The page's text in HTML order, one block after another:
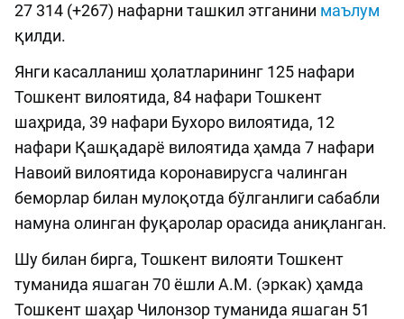
27 314 (+267) нафарни ташкил этганини маълум
қилди.
Янги касалланиш ҳолатларининг 125 нафари
Тошкент вилоятида, 84 нафари Тошкент
шаҳрида, 39 нафари Бухоро вилоятида, 12
нафари Қашқадарё вилоятида ҳамда 7 нафари
Навоий вилоятида коронавирусга чалинган
беморлар билан мулоқотда бўлганлиги сабабли
намуна олинган фуқаролар орасида аниқланган.
Шу билан бирга, Тошкент вилояти Тошкент
туманида яшаган 70 ёшли А.М. (эркак) ҳамда
Тошкент шаҳар Чилонзор туманида яшаган 51